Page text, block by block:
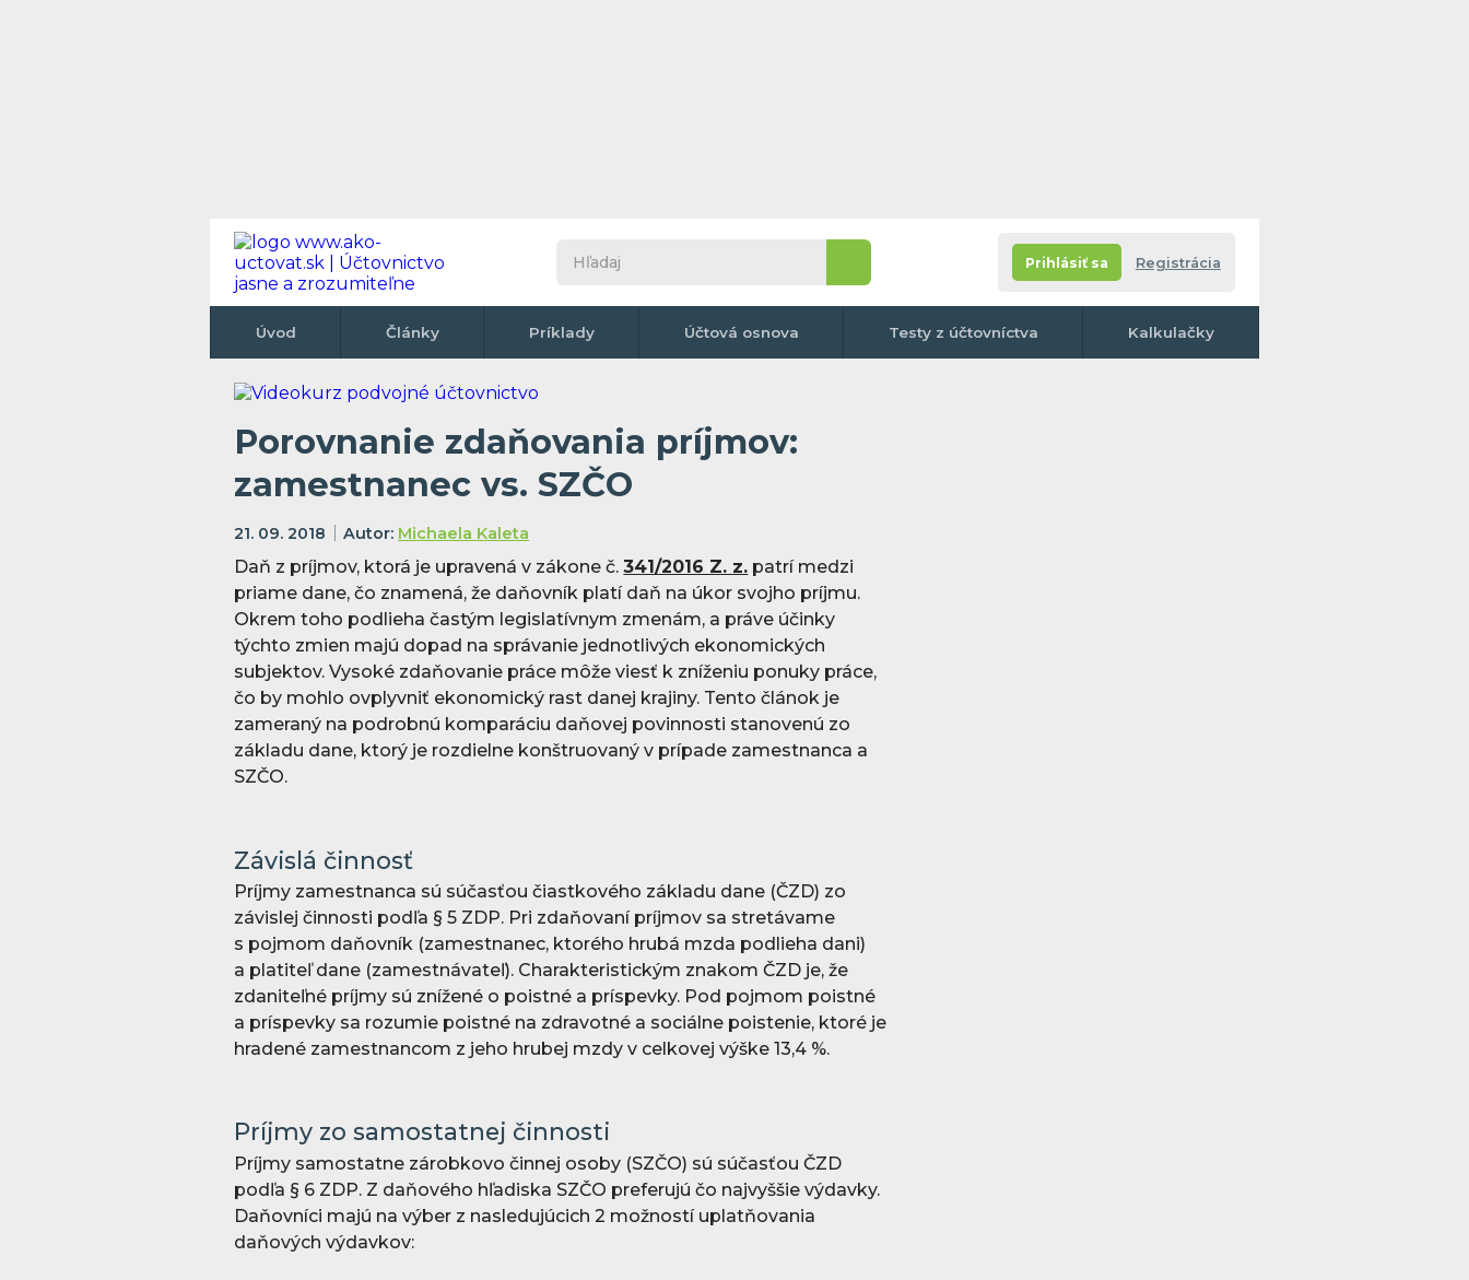
Prihlásiť sa Registrácia
Úvod Články Príklady Účtová osnova Testy z účtovníctva Kalkulačky
Porovnanie zdaňovania príjmov:
zamestnanec vs. SZČO
21. 09. 2018 Michaela Kaleta
Daň z príjmov, ktorá je upravená v zákone č.341/2016 Z. z. patrí medzi
priame dane, čo znamená, že daňovník platí daň na úkor svojho príjmu.
Okrem toho podlieha častým legislatívnym zmenám, a práve účinky
týchto zmien majú dopad na správanie jednotlivých ekonomických
subjektov. Vysoké zdaňovanie práce môže viesť k zníženiu ponuky práce,
čo by mohlo ovplyvniť ekonomický rast danej krajiny. Tento článok je
zameraný na podrobnú komparáciu daňovej povinnosti stanovenú zo
základu dane, ktorý je rozdielne konštruovaný v prípade zamestnanca a
SZČO.
Závislá činnosť
Príjmy zamestnanca sú súčasťou čiastkového základu dane (ČZD) zo
závislej činnosti podľa § 5 ZDP. Pri zdaňovaní príjmov sa stretávame
s pojmom daňovník (zamestnanec, ktorého hrubá mzda podlieha dani)
a platiteľ dane (zamestnávateľ). Charakteristickým znakom ČZD je, že
zdaniteľné príjmy sú znížené o poistné a príspevky. Pod pojmom poistné
a príspevky sa rozumie poistné na zdravotné a sociálne poistenie, ktoré je
hradené zamestnancom z jeho hrubej mzdy v celkovej výške 13,4 %.
Príjmy zo samostatnej činnosti
Príjmy samostatne zárobkovo činnej osoby (SZČO) sú súčasťou ČZD
podľa § 6 ZDP. Z daňového hľadiska SZČO preferujú čo najvyššie výdavky.
Daňovníci majú na výber z nasledujúcich 2 možností uplatňovania
daňových výdavkov: